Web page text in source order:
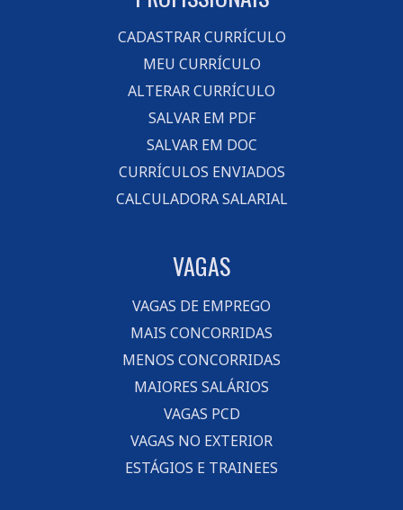
CADASTRAR CURRÍCULO
MEU CURRÍCULO
ALTERAR CURRÍCULO
SALVAR EM PDF
SALVAR EM DOC
CURRÍCULOS ENVIADOS
CALCULADORA SALARIAL
VAGAS
VAGAS DE EMPREGO
MAIS CONCORRIDAS
MENOS CONCORRIDAS
MAIORES SALÁRIOS
VAGAS PCD
VAGAS NO EXTERIOR
ESTÁGIOS E TRAINEES